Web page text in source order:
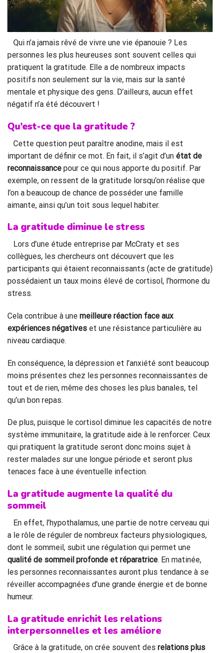
Qui n’a jamais rêvé de vivre une vie épanouie ? Les
personnes les plus heureuses sont souvent celles qui
pratiquent la gratitude. Elle a de nombreux impacts
positifs non seulement sur la vie, mais sur la santé
mentale et physique des gens. D’ailleurs, aucun effet
négatif n’a été découvert !
Qu’est-ce que la gratitude ?
Cette question peut paraître anodine, mais il est
important de définir ce mot. En fait, il s’agit d’un état de
reconnaissance pour ce qui nous apporte du positif. Par
exemple, on ressent de la gratitude lorsqu’on réalise que
l’on a beaucoup de chance de posséder une famille
aimante, ainsi qu’un toit sous lequel habiter.
La gratitude diminue le stress
Lors d’une étude entreprise par McCraty et ses
collègues, les chercheurs ont découvert que les
participants qui étaient reconnaissants (acte de gratitude)
possédaient un taux moins élevé de cortisol, l’hormone du
stress.
Cela contribue à une meilleure réaction face aux
expériences négatives et une résistance particulière au
niveau cardiaque.
En conséquence, la dépression et l’anxiété sont beaucoup
moins présentes chez les personnes reconnaissantes de
tout et de rien, même des choses les plus banales, tel
qu’un bon repas.
De plus, puisque le cortisol diminue les capacités de notre
système immunitaire, la gratitude aide à le renforcer. Ceux
qui pratiquent la gratitude seront donc moins sujet à
rester malades sur une longue période et seront plus
tenaces face à une éventuelle infection.
La gratitude augmente la qualité du
sommeil
En effet, l’hypothalamus, une partie de notre cerveau qui
a le rôle de réguler de nombreux facteurs physiologiques,
dont le sommeil, subit une régulation qui permet une
qualité de sommeil profonde et réparatrice. En matinée,
les personnes reconnaissantes auront plus tendance à se
réveiller accompagnées d’une grande énergie et de bonne
humeur.
La gratitude enrichit les relations
interpersonnelles et les améliore
Grâce à la gratitude, on crée souvent des relations plus